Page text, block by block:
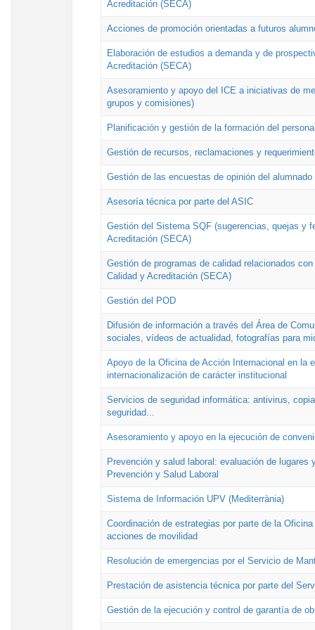
Acreditación (SECA)
Acciones de promoción orientadas a futuros
Elaboración de estudios a demanda y de
Acreditación (SECA)
Asesoramiento y apoyo del ICE a iniciativas de
grupos y comisiones)
Planificación y gestión de la formación del
Gestión de recursos, reclamaciones y
Gestión de las encuestas de opinión del
Asesoría técnica por parte del ASIC
Gestión del Sistema SQF (sugerencias, quejas y
Acreditación (SECA)
Gestión de programas de calidad relacionados
Calidad y Acreditación (SECA)
Gestión del POD
Difusión de información a través del Área de
sociales, vídeos de actualidad, fotografías para
Apoyo de la Oficina de Acción Internacional en la
internacionalización de carácter institucional
Servicios de seguridad informática: antivirus,
seguridad...
Asesoramiento y apoyo en la ejecución de
Prevención y salud laboral: evaluación de
Prevención y Salud Laboral
Sistema de Información UPV (Mediterrània)
Coordinación de estrategias por parte de la
acciones de movilidad
Resolución de emergencias por el Servicio de
Prestación de asistencia técnica por parte del
Gestión de la ejecución y control de garantía de